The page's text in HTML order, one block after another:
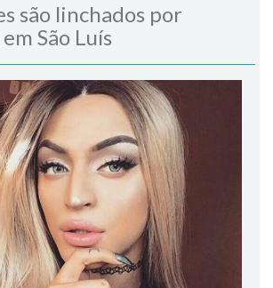
são linchados por
São Luís